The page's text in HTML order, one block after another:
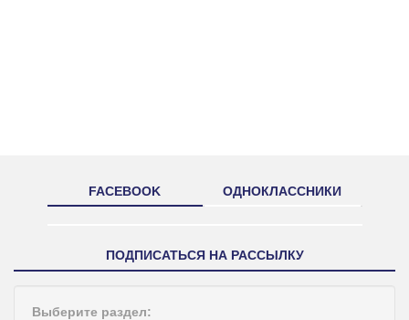
FACEBOOK ОДНОКЛАССНИКИ
ПОДПИСАТЬСЯ НА РАССЫЛКУ
Выберите раздел: